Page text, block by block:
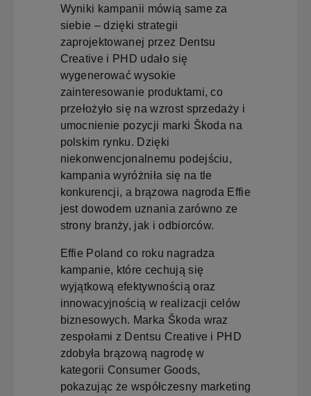
Wyniki kampanii mówią same za
siebie – dzięki strategii
zaprojektowanej przez Dentsu
Creative i PHD udało się
wygenerować wysokie
zainteresowanie produktami, co
przełożyło się na wzrost sprzedaży i
umocnienie pozycji marki Škoda na
polskim rynku. Dzięki
niekonwencjonalnemu podejściu,
kampania wyróżniła się na tle
konkurencji, a brązowa nagroda Effie
jest dowodem uznania zarówno ze
strony branży, jak i odbiorców.
Effie Poland co roku nagradza
kampanie, które cechują się
wyjątkową efektywnością oraz
innowacyjnością w realizacji celów
biznesowych. Marka Škoda wraz
zespołami z Dentsu Creative i PHD
zdobyła brązową nagrodę w
kategorii Consumer Goods,
pokazując że współczesny marketing